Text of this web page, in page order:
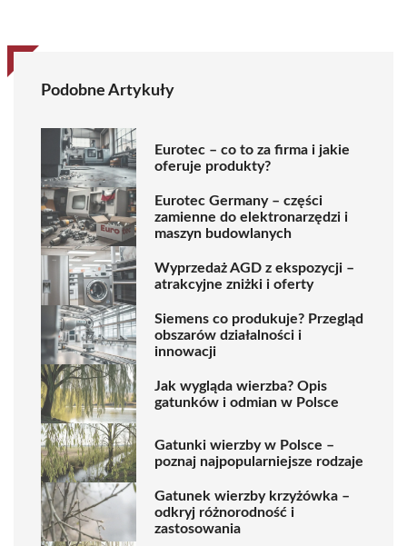
Podobne Artykuły
Eurotec – co to za firma i jakie
oferuje produkty?
Eurotec Germany – części
zamienne do elektronarzędzi i
maszyn budowlanych
Wyprzedaż AGD z ekspozycji –
atrakcyjne zniżki i oferty
Siemens co produkuje? Przegląd
obszarów działalności i
innowacji
Jak wygląda wierzba? Opis
gatunków i odmian w Polsce
Gatunki wierzby w Polsce –
poznaj najpopularniejsze rodzaje
Gatunek wierzby krzyżówka –
odkryj różnorodność i
zastosowania